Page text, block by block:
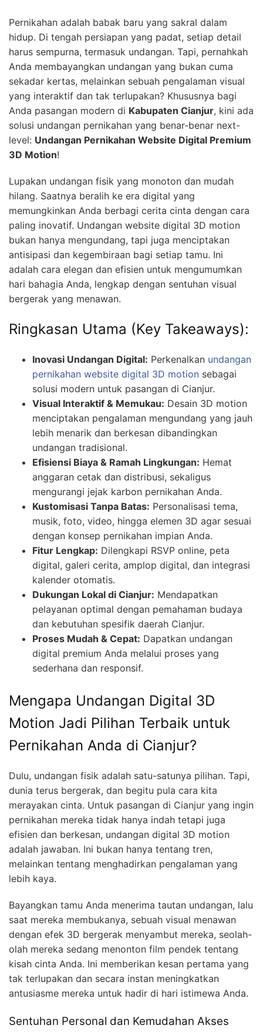
Pernikahan adalah babak baru yang sakral dalam
hidup. Di tengah persiapan yang padat, setiap detail
harus sempurna, termasuk undangan. Tapi, pernahkah
Anda membayangkan undangan yang bukan cuma
sekadar kertas, melainkan sebuah pengalaman visual
yang interaktif dan tak terlupakan? Khususnya bagi
Anda pasangan modern di Kabupaten Cianjur, kini ada
solusi undangan pernikahan yang benar-benar next-
level: Undangan Pernikahan Website Digital Premium
3D Motion!
Lupakan undangan fisik yang monoton dan mudah
hilang. Saatnya beralih ke era digital yang
memungkinkan Anda berbagi cerita cinta dengan cara
paling inovatif. Undangan website digital 3D motion
bukan hanya mengundang, tapi juga menciptakan
antisipasi dan kegembiraan bagi setiap tamu. Ini
adalah cara elegan dan efisien untuk mengumumkan
hari bahagia Anda, lengkap dengan sentuhan visual
bergerak yang menawan.
Ringkasan Utama (Key Takeaways):
Inovasi Undangan Digital: Perkenalkan undangan
pernikahan website digital 3D motion sebagai
solusi modern untuk pasangan di Cianjur.
Visual Interaktif & Memukau: Desain 3D motion
menciptakan pengalaman mengundang yang jauh
lebih menarik dan berkesan dibandingkan
undangan tradisional.
Efisiensi Biaya & Ramah Lingkungan: Hemat
anggaran cetak dan distribusi, sekaligus
mengurangi jejak karbon pernikahan Anda.
Kustomisasi Tanpa Batas: Personalisasi tema,
musik, foto, video, hingga elemen 3D agar sesuai
dengan konsep pernikahan impian Anda.
Fitur Lengkap: Dilengkapi RSVP online, peta
digital, galeri cerita, amplop digital, dan integrasi
kalender otomatis.
Dukungan Lokal di Cianjur: Mendapatkan
pelayanan optimal dengan pemahaman budaya
dan kebutuhan spesifik daerah Cianjur.
Proses Mudah & Cepat: Dapatkan undangan
digital premium Anda melalui proses yang
sederhana dan responsif.
Mengapa Undangan Digital 3D
Motion Jadi Pilihan Terbaik untuk
Pernikahan Anda di Cianjur?
Dulu, undangan fisik adalah satu-satunya pilihan. Tapi,
dunia terus bergerak, dan begitu pula cara kita
merayakan cinta. Untuk pasangan di Cianjur yang ingin
pernikahan mereka tidak hanya indah tetapi juga
efisien dan berkesan, undangan digital 3D motion
adalah jawaban. Ini bukan hanya tentang tren,
melainkan tentang menghadirkan pengalaman yang
lebih kaya.
Bayangkan tamu Anda menerima tautan undangan, lalu
saat mereka membukanya, sebuah visual menawan
dengan efek 3D bergerak menyambut mereka, seolah-
olah mereka sedang menonton film pendek tentang
kisah cinta Anda. Ini memberikan kesan pertama yang
tak terlupakan dan secara instan meningkatkan
antusiasme mereka untuk hadir di hari istimewa Anda.
Sentuhan Personal dan Kemudahan Akses